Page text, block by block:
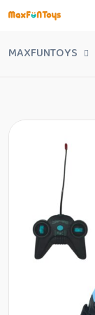
Skip
to
MAXFUNTOYS